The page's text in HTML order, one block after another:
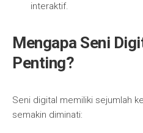
interaktif.
Mengapa Seni
Penting?
Seni digital memiliki sejumlah
semakin diminati: